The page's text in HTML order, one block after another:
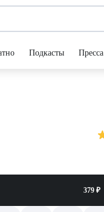
Подкасты Пресса
379 ₽